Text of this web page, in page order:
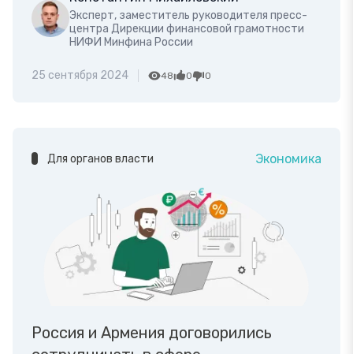
Эксперт, заместитель руководителя пресс-
центра Дирекции финансовой грамотности
НИФИ Минфина России
25 сентября 2024 48 0 0
Для органов власти Экономика
Россия и Армения договорились